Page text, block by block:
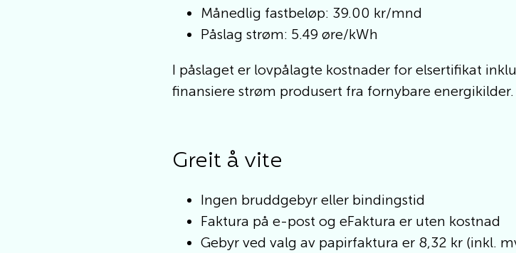
Månedlig fastbeløp: 39.00 kr/mnd
Påslag strøm: 5.49 øre/kWh
I påslaget er lovpålagte kostnader for elsertifikat
finansiere strøm produsert fra fornybare energikilder.
Greit å vite
Ingen bruddgebyr eller bindingstid
Faktura på e-post og eFaktura er uten kostnad
Gebyr ved valg av papirfaktura er 8,32 kr (inkl.